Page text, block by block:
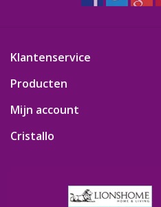
Klantenservice
Producten
Mijn account
Cristallo